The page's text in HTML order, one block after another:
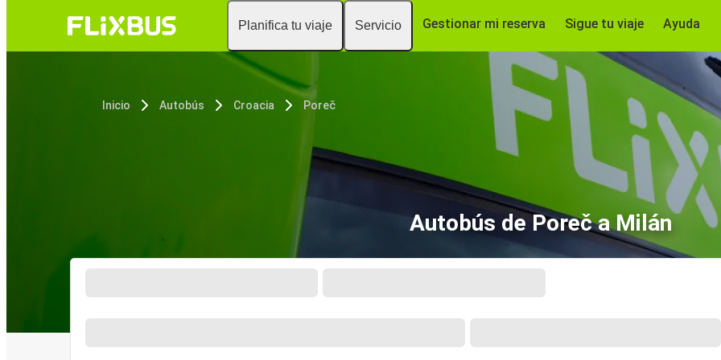
Planifica tu viaje Servicio Gestionar mi reserva Sigue tu viaje Ayuda
Inicio Autobús Croacia Poreč
Autobús de Poreč a Milán